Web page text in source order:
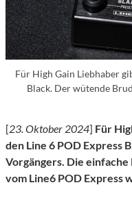
Für High Gain Liebhaber
Black. Der wütende
[23. Oktober 2024] Für
den Line 6 POD Express
Vorgängers. Die einfache
vom Line6 POD Express